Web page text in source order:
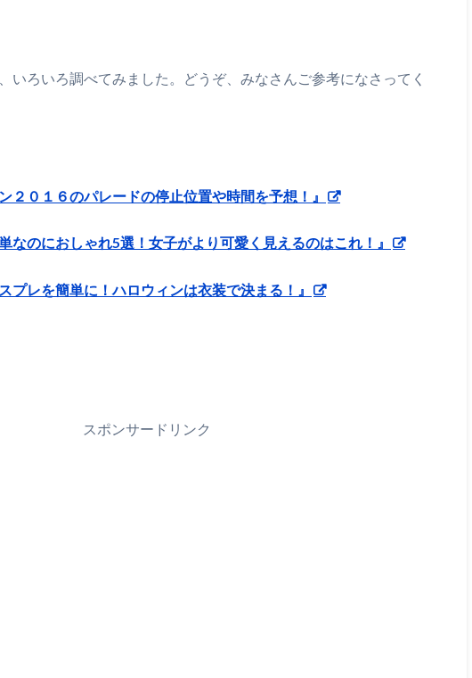
いろいろ調べてみました。どうぞ、みなさんご参考になさってく
２０１６のパレードの停止位置や時間を予想！』
なのにおしゃれ5選！女子がより可愛く見えるのはこれ！』
プレを簡単に！ハロウィンは衣装で決まる！』
スポンサードリンク